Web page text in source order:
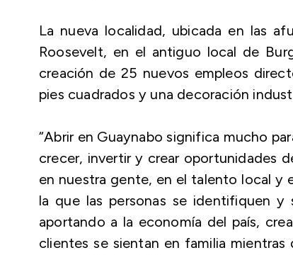
La nueva localidad, ubicada en las
Roosevelt, en el antiguo local de
creación de 25 nuevos empleos
pies cuadrados y una decoración
“Abrir en Guaynabo significa mucho
crecer, invertir y crear oportunidades
en nuestra gente, en el talento local y
la que las personas se identifiquen y
aportando a la economía del país,
clientes se sientan en familia